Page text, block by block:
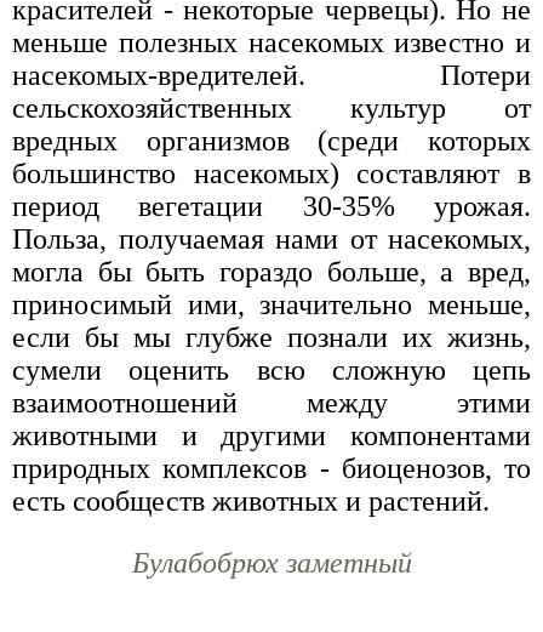
красителей - некоторые червецы). Но не
меньше полезных насекомых известно и
насекомых-вредителей. Потери
сельскохозяйственных культур от
вредных организмов (среди которых
большинство насекомых) составляют в
период вегетации 30-35% урожая.
Польза, получаемая нами от насекомых,
могла бы быть гораздо больше, а вред,
приносимый ими, значительно меньше,
если бы мы глубже познали их жизнь,
сумели оценить всю сложную цепь
взаимоотношений между этими
животными и другими компонентами
природных комплексов - биоценозов, то
есть сообществ животных и растений.
Булабобрюх заметный